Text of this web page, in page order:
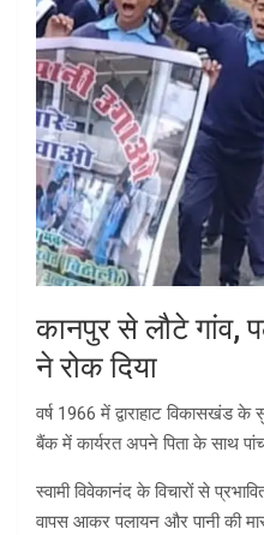
कानपुर से लौटे गांव,
ने रोक दिया
वर्ष 1966 में द्वाराहाट विकासखंड
बैंक में कार्यरत अपने पिता के साथ
स्वामी विवेकानंद के विचारों से
वापस आकर पलायन और पानी की